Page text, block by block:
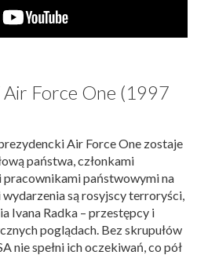
Force One (1997
Air Force One zostaje
państwa, członkami
państwowymi na
są rosyjscy terroryści,
Ivana Radka – przestępcy i
poglądach. Bez skrupułów
nie spełni ich oczekiwań, co pół